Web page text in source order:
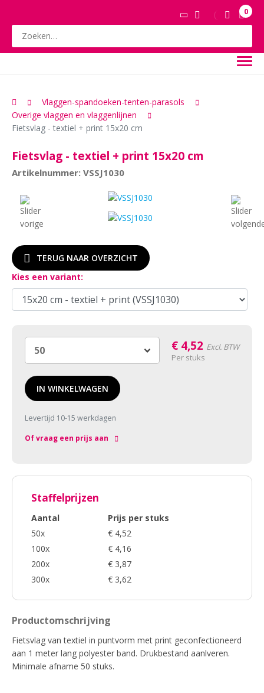
0
Vlaggen-spandoeken-tenten-parasols
Overige vlaggen en vlaggenlijnen
Fietsvlag - textiel + print 15x20 cm
Fietsvlag - textiel + print 15x20 cm
Artikelnummer: VSSJ1030
TERUG NAAR OVERZICHT
Kies een variant:
€ 4,52 Excl. BTW
Per stuks
IN WINKELWAGEN
Levertijd 10-15 werkdagen
Of vraag een prijs aan
Staffelprijzen
Aantal
Prijs per stuks
50x
€ 4,52
100x
€ 4,16
200x
€ 3,87
300x
€ 3,62
Productomschrijving
Fietsvlag van textiel in puntvorm met print geconfectioneerd
aan 1 meter lang polyester band. Drukbestand aanlveren.
Minimale afname 50 stuks.